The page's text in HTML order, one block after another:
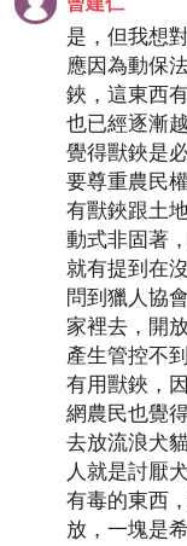
是，但我想
應因為動保
鋏，這東西
也已經逐漸
覺得獸鋏是
要尊重農民
有獸鋏跟土
動式非固著
就有提到在
問到獵人協
家裡去，開
產生管控不
有用獸鋏，
網農民也覺
去放流浪犬
人就是討厭
有毒的東西
放，一塊是